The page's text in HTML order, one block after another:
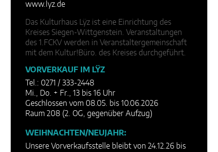
www.lyz.de
Das Kulturhaus Lÿz ist eine Einrichtung des
Kreises Siegen-Wittgenstein. Veranstaltungen
des 1.FCKV werden in Veranstaltergemeinschaft
mit dem Kultur!Büro. des Kreises durchgeführt.
VORVERKAUF IM LŸZ
Tel.: 0271 / 333-2448
Mi., Do. + Fr., 13 bis 16 Uhr
Geschlossen vom 08.05. bis 10.06.2026
Raum 208 (2. OG, gegenüber Aufzug)
WEIHNACHTEN/NEUJAHR:
Unsere Vorverkaufsstelle bleibt von 24.12.26 bis